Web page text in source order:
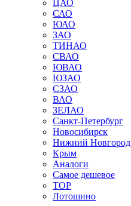
ЦАО
САО
ЮАО
ЗАО
ТИНАО
СВАО
ЮВАО
ЮЗАО
СЗАО
ВАО
ЗЕЛАО
Санкт-Петербург
Новосибирск
Нижний Новгород
Крым
Аналоги
Самое дешевое
TOP
Лотошино